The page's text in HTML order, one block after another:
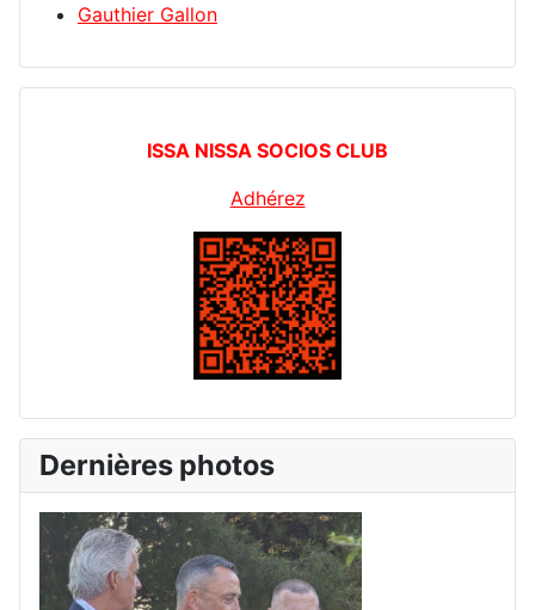
Gauthier Gallon
ISSA NISSA SOCIOS CLUB
Adhérez
Dernières photos